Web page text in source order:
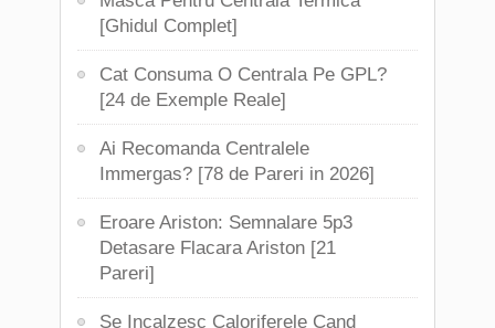
[Ghidul Complet]
Cat Consuma O Centrala Pe GPL?
[24 de Exemple Reale]
Ai Recomanda Centralele
Immergas? [78 de Pareri in 2026]
Eroare Ariston: Semnalare 5p3
Detasare Flacara Ariston [21
Pareri]
Se Incalzesc Caloriferele Cand